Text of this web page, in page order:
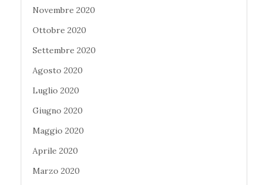
Novembre 2020
Ottobre 2020
Settembre 2020
Agosto 2020
Luglio 2020
Giugno 2020
Maggio 2020
Aprile 2020
Marzo 2020